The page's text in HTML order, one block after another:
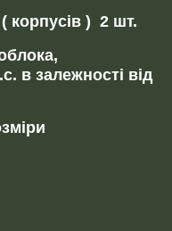
( корпусів ) 2 шт.
в залежності від